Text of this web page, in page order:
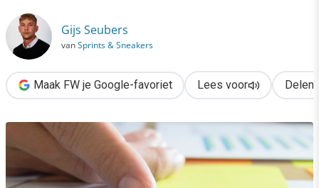
Gijs Seubers
vanSprints & Sneakers
Maak FW je Google-favoriet Lees voor Delen